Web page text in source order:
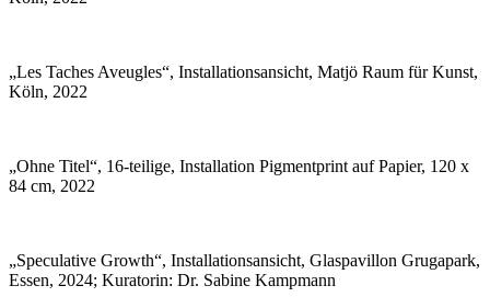
„Les Taches Aveugles“, Installationsansicht, Matjö Raum für Kunst,
Köln, 2022
„Ohne Titel“, 16-teilige, Installation Pigmentprint auf Papier, 120 x
84 cm, 2022
„Speculative Growth“, Installationsansicht, Glaspavillon Grugapark,
Essen, 2024; Kuratorin: Dr. Sabine Kampmann